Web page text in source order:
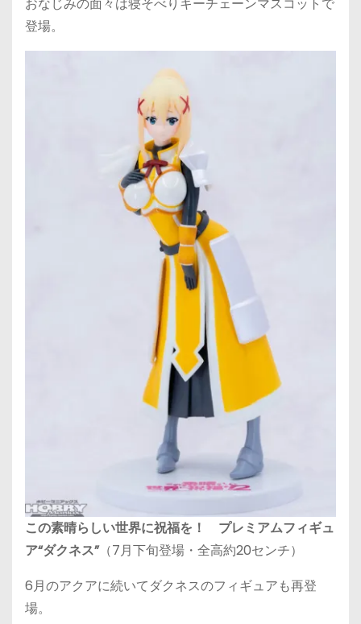
おなじみの面々は寝そべりキーチェーンマスコットで
登場。
この素晴らしい世界に祝福を！ プレミアムフィギュ
ア“ダクネス”（7月下旬登場・全高約20センチ）
6月のアクアに続いてダクネスのフィギュアも再登
場。